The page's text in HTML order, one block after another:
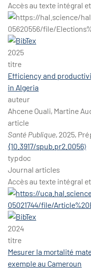
Accès au texte intégral
2025
titre
Efficiency and
in Algeria
auteur
Ahcene Ouali, Martine
article
Santé Publique, 2025,
⟨10.3917/spub.pr2.0056⟩
typdoc
Journal articles
Accès au texte intégral
2024
titre
Mesurer la mortalité
exemple au Cameroun